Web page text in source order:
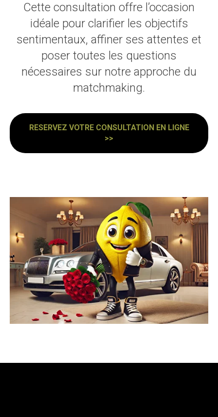
Cette consultation offre l’occasion
idéale pour clarifier les objectifs
sentimentaux, affiner ses attentes et
poser toutes les questions
nécessaires sur notre approche du
matchmaking.
RESERVEZ VOTRE CONSULTATION EN LIGNE
>>